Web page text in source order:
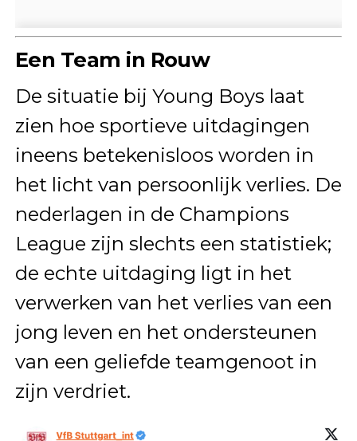
Een Team in Rouw
De situatie bij Young Boys laat
zien hoe sportieve uitdagingen
ineens betekenisloos worden in
het licht van persoonlijk verlies. De
nederlagen in de Champions
League zijn slechts een statistiek;
de echte uitdaging ligt in het
verwerken van het verlies van een
jong leven en het ondersteunen
van een geliefde teamgenoot in
zijn verdriet.